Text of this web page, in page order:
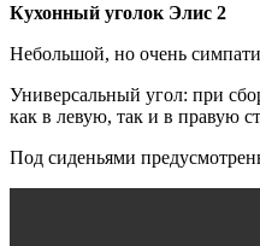
Кухонный уголок Элис 2
Небольшой, но очень
Универсальный угол: при
как в левую, так и в правую
Под сиденьями